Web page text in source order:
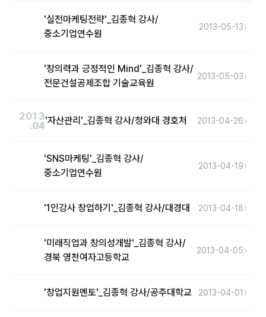
트렌드 리포트
문서자료실
1:1 문의
'실전마케팅전략'_김종혁 강사/
중소기업연수원
2013-05-13›
'창의력과 긍정적인 Mind'_김종혁 강사/
전문건설공제조합 기술교육원
2013-05-03›
2013
.04'자산관리'_김종혁 강사/청와대 경호처 2013-04-26›
'SNS마케팅'_김종혁 강사/
중소기업연수원
2013-04-19›
'1인강사 창업하기'_김종혁 강사/대경대 2013-04-18›
'미래직업과 창의성개발'_김종혁 강사/
경북 영천여자고등학교
2013-04-05›
'창업지원멘토'_김종혁 강사/공주대학교 2013-04-01 ›